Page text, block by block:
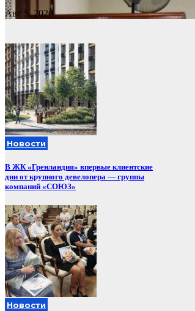
Авг 5, 2026
Новости
В ЖК «Гренландия» впервые клиентские
дни от крупного девелопера — группы
компаний «СОЮЗ»
Новости